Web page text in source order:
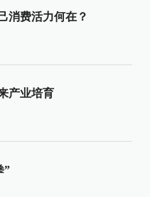
消费活力何在？
产业培育
”